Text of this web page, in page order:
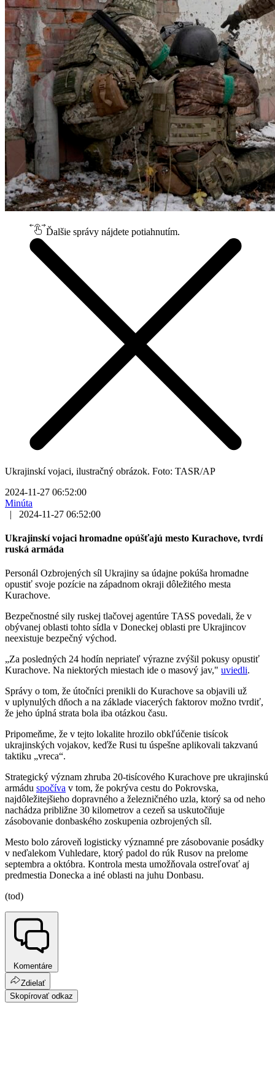
Ďalšie správy nájdete potiahnutím.
Ukrajinskí vojaci, ilustračný obrázok. Foto: TASR/AP
2024-11-27 06:52:00
Minúta
|
2024-11-27 06:52:00
Ukrajinskí vojaci hromadne opúšťajú mesto Kurachove, tvrdí
ruská armáda
Personál Ozbrojených síl Ukrajiny sa údajne pokúša hromadne
opustiť svoje pozície na západnom okraji dôležitého mesta
Kurachove.
Bezpečnostné sily ruskej tlačovej agentúre TASS povedali, že v
obývanej oblasti tohto sídla v Doneckej oblasti pre Ukrajincov
neexistuje bezpečný východ.
„Za posledných 24 hodín nepriateľ výrazne zvýšil pokusy opustiť
Kurachove. Na niektorých miestach ide o masový jav," uviedli.
Správy o tom, že útočníci prenikli do Kurachove sa objavili už
v uplynulých dňoch a na základe viacerých faktorov možno tvrdiť,
že jeho úplná strata bola iba otázkou času.
Pripomeňme, že v tejto lokalite hrozilo obkľúčenie tisícok
ukrajinských vojakov, keďže Rusi tu úspešne aplikovali takzvanú
taktiku „vreca“.
Strategický význam zhruba 20-tisícového Kurachove pre ukrajinskú
armádu spočíva v tom, že pokrýva cestu do Pokrovska,
najdôležitejšieho dopravného a železničného uzla, ktorý sa od neho
nachádza približne 30 kilometrov a cezeň sa uskutočňuje
zásobovanie donbaského zoskupenia ozbrojených síl.
Mesto bolo zároveň logisticky významné pre zásobovanie posádky
v neďalekom Vuhledare, ktorý padol do rúk Rusov na prelome
septembra a októbra. Kontrola mesta umožňovala ostreľovať aj
predmestia Donecka a iné oblasti na juhu Donbasu.
(tod)
Komentáre
Zdielať
Skopírovať odkaz